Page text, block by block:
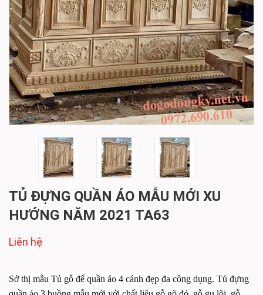
TỦ ĐỰNG QUẦN ÁO MẪU MỚI XU
HƯỚNG NĂM 2021 TA63
Liên hệ
Sở thị mẫu Tủ gỗ để quần áo 4 cánh đẹp đa công dụng. Tủ đựng